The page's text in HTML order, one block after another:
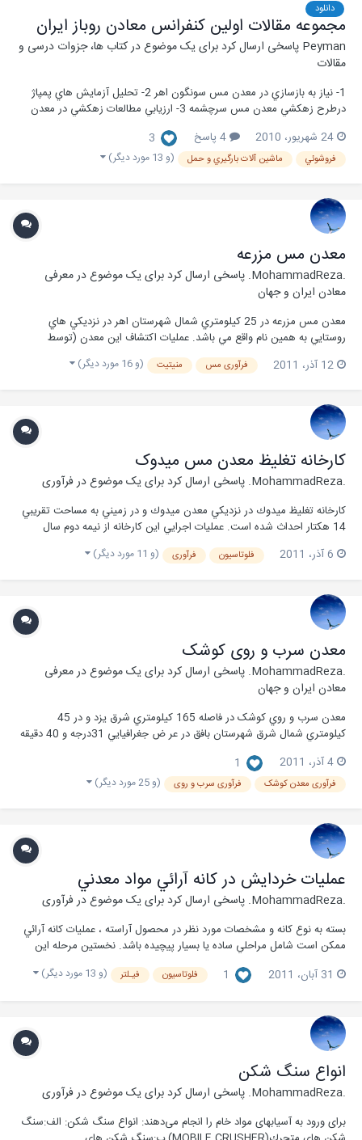
دانلود
مجموعه مقالات اولین کنفرانس معادن روباز ایران
Peymanپاسخی ارسال کرد برای یک موضوع درکتاب ها، جزوات درسی و
مقالات
1- نياز به بازسازي در معدن مس سونگون اهر 2- تحليل آزمايش هاي پمپاژ
درطرح زهکشي معدن مس سرچشمه 3- ارزيابي مطالعات زهکشي در معدن
مس سرچشمه 6- نقش عمليات...
24 شهریور، 2010 4 پاسخ 3
فروشوئي ماشين آلات بارگيري و حمل (و 13 مورد دیگر)
معدن مس مزرعه
پاسخی ارسال کرد برای یک موضوع درمعرفی
معادن ایران و جهان
معدن مس مزرعه در 25 کيلومتري شمال شهرستان اهر در نزديکي هاي
روستايي به همين نام واقع مي باشد. عمليات اکتشاف اين معدن (توسط
12 آذر، 2011 فرآوری مس منیتیت (و 16 مورد دیگر)
کارخانه تغليظ معدن مس ميدوک
پاسخی ارسال کرد برای یک موضوع درفرآوری
كارخانه تغليظ ميدوك در نزديكي معدن ميدوك و در زميني به مساحت تقريبي
14 هكتار احداث شده است. عمليات اجرايي اين كارخانه از نيمه دوم سال
بر اساس طراحي ، قادر است از 5 ميليون تن سنگ سولف...
6 آذر، 2011 فلوتاسیون فرآوری (و 11 مورد دیگر)
معدن سرب و روی کوشک
پاسخی ارسال کرد برای یک موضوع درمعرفی
معادن ایران و جهان
معدن سرب و روي کوشک در فاصله 165 کيلومتري شرق يزد و در 45
کيلومتري شمال شرق شهرستان بافق در عر ض جغرافيايي 31درجه و 40 دقيقه
4 آذر، 2011 1
فرآوری معدن کوشک فرآوری سرب و روی (و 25 مورد دیگر)
عمليات خردايش در کانه آرائي مواد معدني
پاسخی ارسال کرد برای یک موضوع درفرآوری
بسته به نوع کانه و مشخصات مورد نظر در محصول آراسته ، عمليات کانه آرائي
ممکن است شامل مراحلي ساده يا بسيار پيچيده باشد. نخستين مرحله اين
31 آبان، 2011 1 فلوتاسیون فیـلتر (و 13 مورد دیگر)
انواع سنگ شکن
پاسخی ارسال کرد برای یک موضوع درفرآوری
برای ورود به آسیابهای مواد خام را انجام می‌دهند: انواع سنگ شکن: الف:سنگ